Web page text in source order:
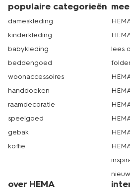
populaire categorieën
dameskleding
kinderkleding
babykleding
beddengoed
woonaccessoires
handdoeken
raamdecoratie
speelgoed
gebak
koffie
lees
over HEMA